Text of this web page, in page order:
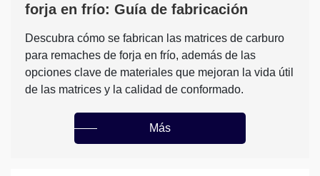
forja en frío: Guía de fabricación
Descubra cómo se fabrican las matrices de carburo
para remaches de forja en frío, además de las
opciones clave de materiales que mejoran la vida útil
de las matrices y la calidad de conformado.
Más